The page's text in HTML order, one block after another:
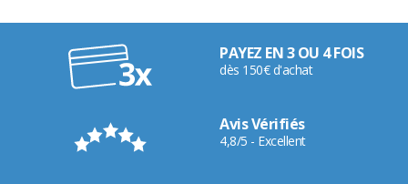
PAYEZ EN 3 OU 4 FOIS
dès 150€ d'achat
Avis Vérifiés
4,8/5 - Excellent